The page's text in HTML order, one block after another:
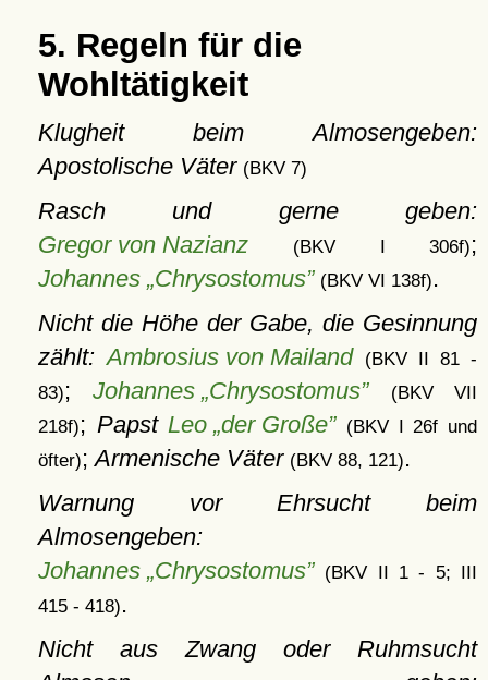
5. Regeln für die
Wohltätigkeit
Klugheit beim Almosengeben:
Apostolische Väter (BKV 7)
Rasch und gerne geben:
Gregor von Nazianz
(BKV I 306f);
Johannes „Chrysostomus” (BKV VI 138f).
Nicht die Höhe der Gabe, die Gesinnung
zählt:Ambrosius von Mailand
(BKV II 81 -
83);Johannes „Chrysostomus”
(BKV VII
218f); PapstLeo „der Große” (BKV I 26f und
öfter);Armenische Väter (BKV 88, 121).
Warnung vor Ehrsucht beim
Almosengeben:
Johannes „Chrysostomus”
(BKV II 1 - 5; III
415 - 418).
Nicht aus Zwang oder Ruhmsucht